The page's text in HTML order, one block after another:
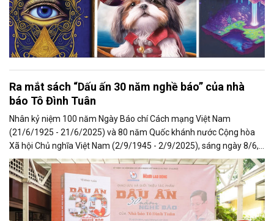
Ra mắt sách “Dấu ấn 30 năm nghề báo” của nhà
báo Tô Đình Tuân
Nhân kỷ niệm 100 năm Ngày Báo chí Cách mạng Việt Nam
(21/6/1925 - 21/6/2025) và 80 năm Quốc khánh nước Cộng hòa
Xã hội Chủ nghĩa Việt Nam (2/9/1945 - 2/9/2025), sáng ngày 8/6,
tại Đường Sách TP.HCM, Hội Nhà báo TP.HCM phối hợp cùng Báo
Người Lao Động đã tổ chức lễ ra mắt cuốn sách “Dấu ấn 30 năm
nghề báo”, một công trình giàu ý nghĩa của nhà báo Tô Đình Tuân -
Tổng Biên tập Báo Người Lao Động, Ủy viên Ban Chấp hành Hội
Nhà báo TP.HCM.